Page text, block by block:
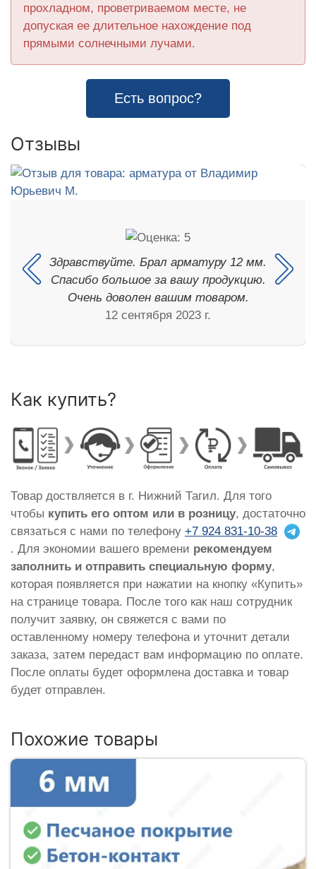
прохладном, проветриваемом месте, не
допуская ее длительное нахождение под
прямыми солнечными лучами.
Есть вопрос?
Отзывы
Здравствуйте. Брал арматуру 12 мм.
Спасибо большое за вашу продукцию.
Очень доволен вашим товаром.
12 сентября 2023 г.
Как купить?
Товар доствляется в г. Нижний Тагил. Для того
чтобы купить его оптом или в розницу, достаточно
связаться с нами по телефону +7 924 831-10-38
. Для экономии вашего времени рекомендуем
заполнить и отправить специальную форму,
которая появляется при нажатии на кнопку «Купить»
на странице товара. После того как наш сотрудник
получит заявку, он свяжется с вами по
оставленному номеру телефона и уточнит детали
заказа, затем передаст вам информацию по оплате.
После оплаты будет оформлена доставка и товар
будет отправлен.
Похожие товары